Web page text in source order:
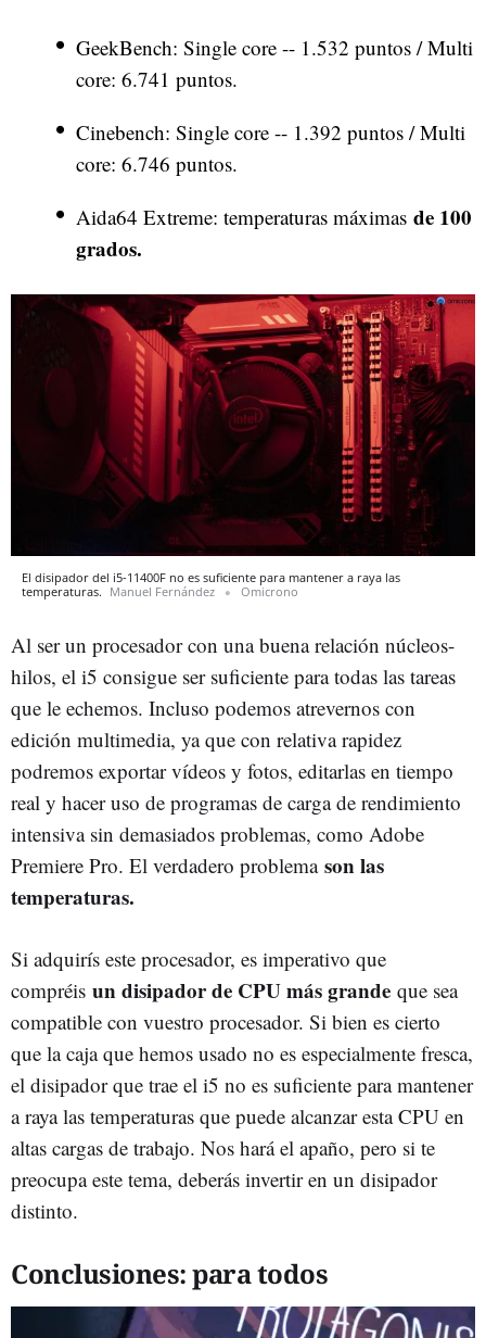
GeekBench: Single core -- 1.532 puntos / Multi
core: 6.741 puntos.
Cinebench: Single core -- 1.392 puntos / Multi
core: 6.746 puntos.
Aida64 Extreme: temperaturas máximas de 100
grados.
El disipador del i5-11400F no es suficiente para mantener a raya las
temperaturas. Manuel Fernández Omicrono
Al ser un procesador con una buena relación núcleos-
hilos, el i5 consigue ser suficiente para todas las tareas
que le echemos. Incluso podemos atrevernos con
edición multimedia, ya que con relativa rapidez
podremos exportar vídeos y fotos, editarlas en tiempo
real y hacer uso de programas de carga de rendimiento
intensiva sin demasiados problemas, como Adobe
Premiere Pro. El verdadero problema son las
temperaturas.
Si adquirís este procesador, es imperativo que
compréis un disipador de CPU más grande que sea
compatible con vuestro procesador. Si bien es cierto
que la caja que hemos usado no es especialmente fresca,
el disipador que trae el i5 no es suficiente para mantener
a raya las temperaturas que puede alcanzar esta CPU en
altas cargas de trabajo. Nos hará el apaño, pero si te
preocupa este tema, deberás invertir en un disipador
distinto.
Conclusiones: para todos